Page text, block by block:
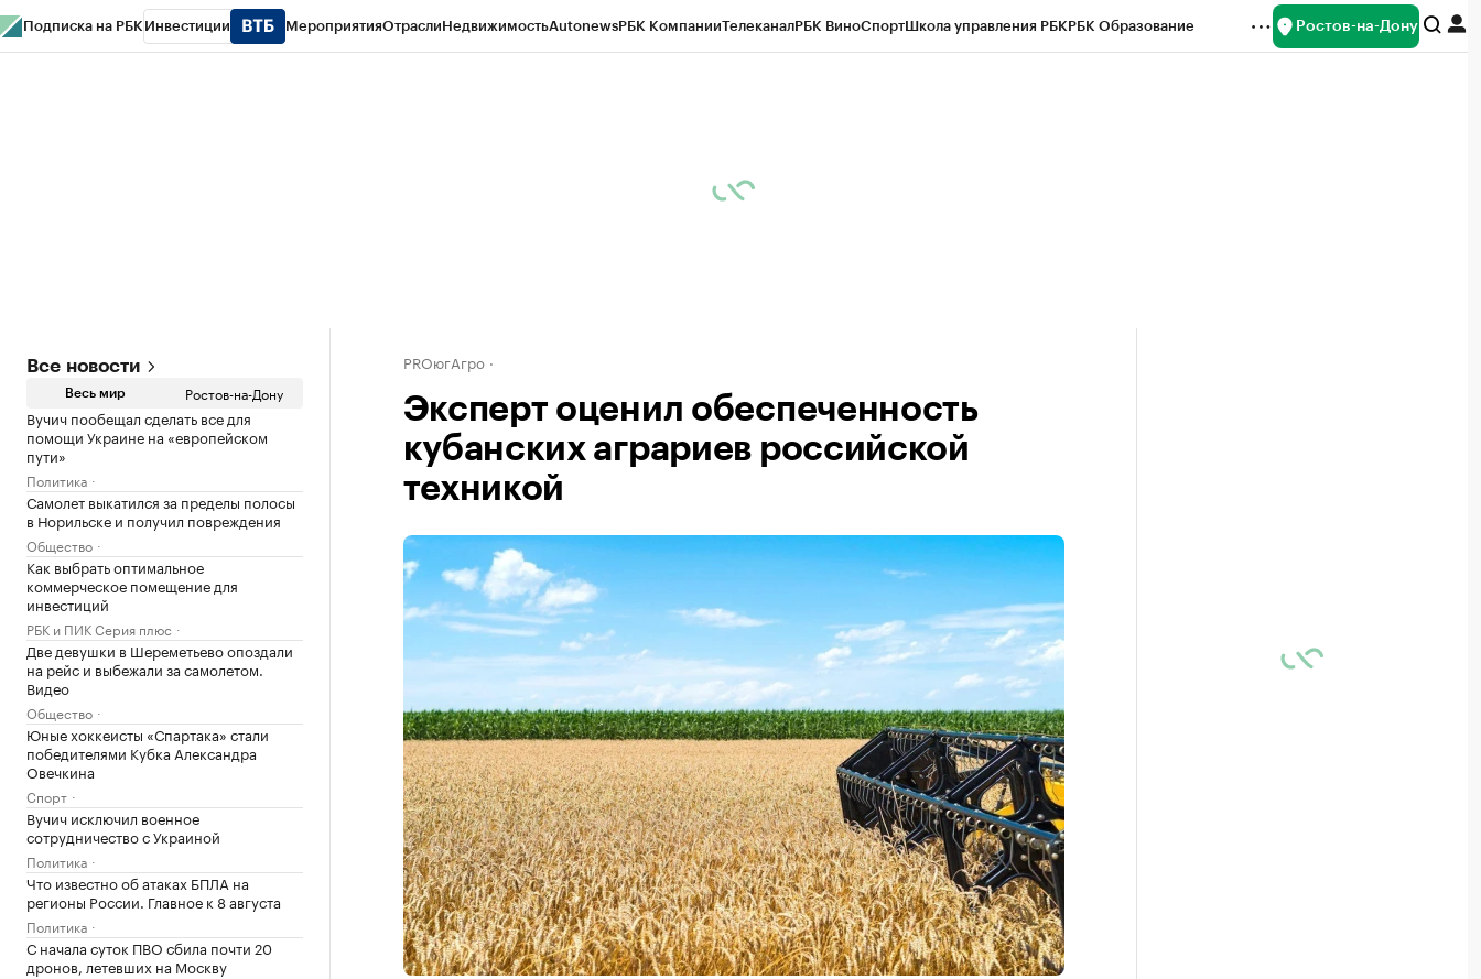
Подписка на РБК Инвестиции МероприятияОтраслиНедвижимостьAutonewsРБК КомпанииТелеканалРБК ВиноСпортШкола управления РБКРБК Образование Ростов-на-Дону
Все новости
Весь мир Ростов-на-Дону
Вучич пообещал сделать все для
помощи Украине на «европейском
пути»
Политика
Самолет выкатился за пределы полосы
в Норильске и получил повреждения
Общество
Как выбрать оптимальное
коммерческое помещение для
инвестиций
РБК и ПИК Серия плюс
Две девушки в Шереметьево опоздали
на рейс и выбежали за самолетом.
Видео
Общество
Юные хоккеисты «Спартака» стали
победителями Кубка Александра
Овечкина
Спорт
Вучич исключил военное
сотрудничество с Украиной
Политика
Что известно об атаках БПЛА на
регионы России. Главное к 8 августа
Политика
С начала суток ПВО сбила почти 20
дронов, летевших на Москву
PROюгАгро
Эксперт оценил обеспеченность
кубанских аграриев российской
техникой